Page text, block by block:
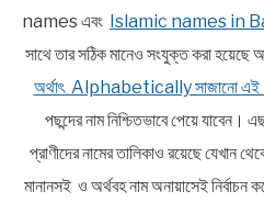
names এবং Islamic names in
সাথে তার সঠিক মানেও সংযুক্ত করা হয়েছে
অর্থাৎ Alphabetically সাজানো এই
পছন্দের নাম নিশ্চিতভাবে পেয়ে
প্রাণীদের নামের তালিকাও রয়েছে যেখান
মানানসই ও অর্থবহ নাম অনায়াসেই নির্বাচন